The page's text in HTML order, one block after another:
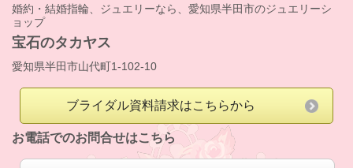
婚約・結婚指輪、ジュエリーなら、愛知県半田市のジュエリーシ
ョップ
宝石のタカヤス
愛知県半田市山代町1-102-10
ブライダル資料請求はこちらから
お電話でのお問合せはこちら